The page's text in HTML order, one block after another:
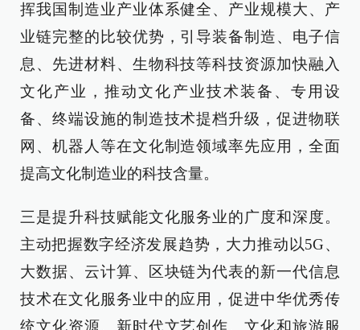
挥我国制造业产业体系健全、产业规模大、产
业链完整的比较优势，引导装备制造、电子信
息、先进材料、生物科技等科技资源加快融入
文化产业，推动文化产业技术装备、专用设
备、终端设施的制造技术提档升级，促进物联
网、机器人等在文化制造领域率先应用，全面
提高文化制造业的科技含量。
三是提升科技赋能文化服务业的广度和深度。
主动把握数字经济发展趋势，大力推动以5G、
大数据、云计算、区块链为代表的新一代信息
技术在文化服务业中的应用，促进中华优秀传
统文化资源、新时代文艺创作、文化和旅游服